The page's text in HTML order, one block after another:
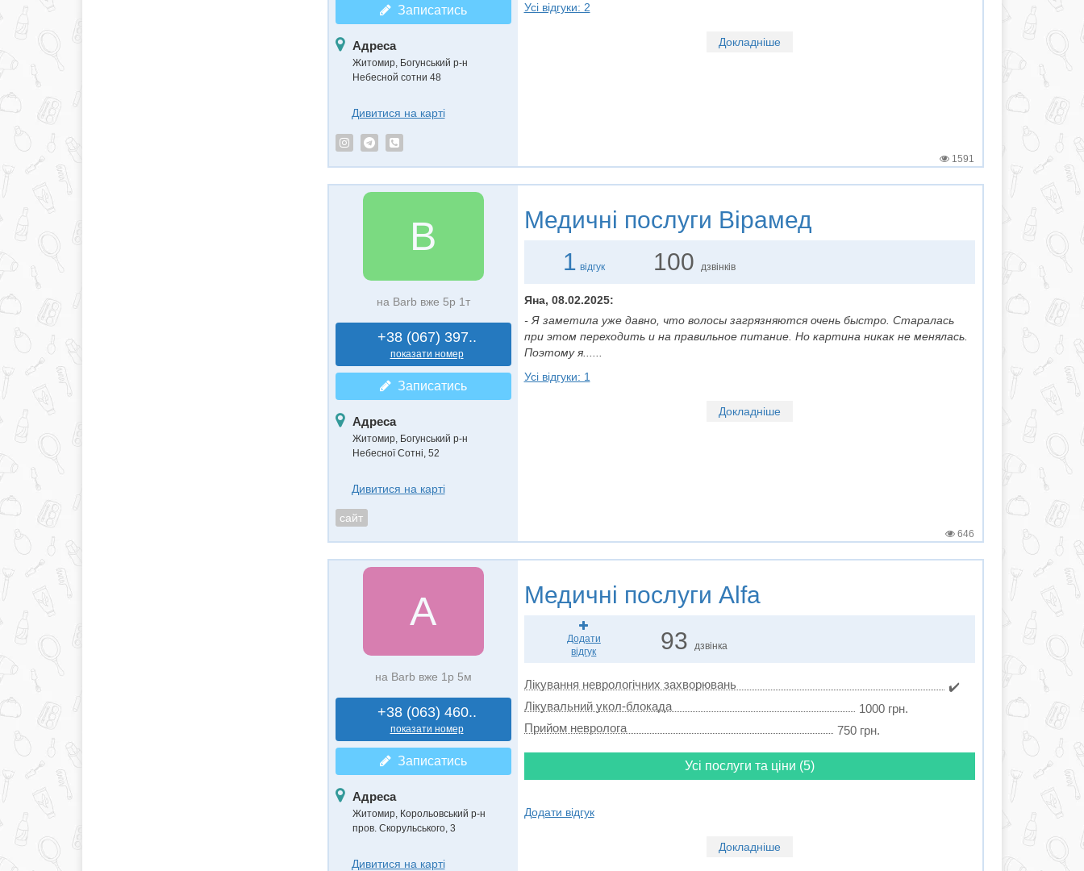
Записатись
Адреса
Житомир, Богунський р-н
Небесной сотни 48
Дивитися на карті
Усі відгуки: 2
Докладніше
1591
В
на Barb вже 5р 1т
+38 (067) 397..
показати номер
Записатись
Адреса
Житомир, Богунський р-н
Небесної Сотні, 52
Дивитися на карті
сайт
Медичні послуги Вірамед
1 відгук 100 дзвінків
Яна, 08.02.2025:
- Я заметила уже давно, что волосы загрязняются очень быстро. Старалась
при этом переходить и на правильное питание. Но картина никак не менялась.
Поэтому я......
Усі відгуки: 1
Докладніше
646
A
на Barb вже 1р 5м
+38 (063) 460..
показати номер
Записатись
Адреса
Житомир, Корольовський р-н
пров. Скорульського, 3
Дивитися на карті
Медичні послуги Alfa
Додати
відгук
93 дзвінка
Лікування неврологічних захворювань
✔️
Лікувальний укол-блокада
1000 грн.
Прийом невролога
750 грн.
Усі послуги та ціни (5)
Додати відгук
Докладніше